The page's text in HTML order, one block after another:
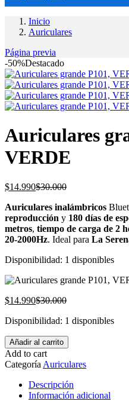
Inicio
Auriculares
Página previa
-50%Destacado
Auriculares
VERDE
$14.990El
actual
es:
$14.990.
$30.000El
original
era:
$30.000.
Auriculares inalámbricos
reproducción y 180 días de
metros, tiempo de carga de 2
20-2000Hz. Ideal para La
Disponibilidad: 1 disponibles
$14.990El
actual
$14.990.
$30.000El
original
Disponibilidad: 1 disponibles
Auriculares
grande
P101,
VERDE
cantidad
Añadir al carrito
Add to cart
Categoría Auriculares
Descripción
Información adicional